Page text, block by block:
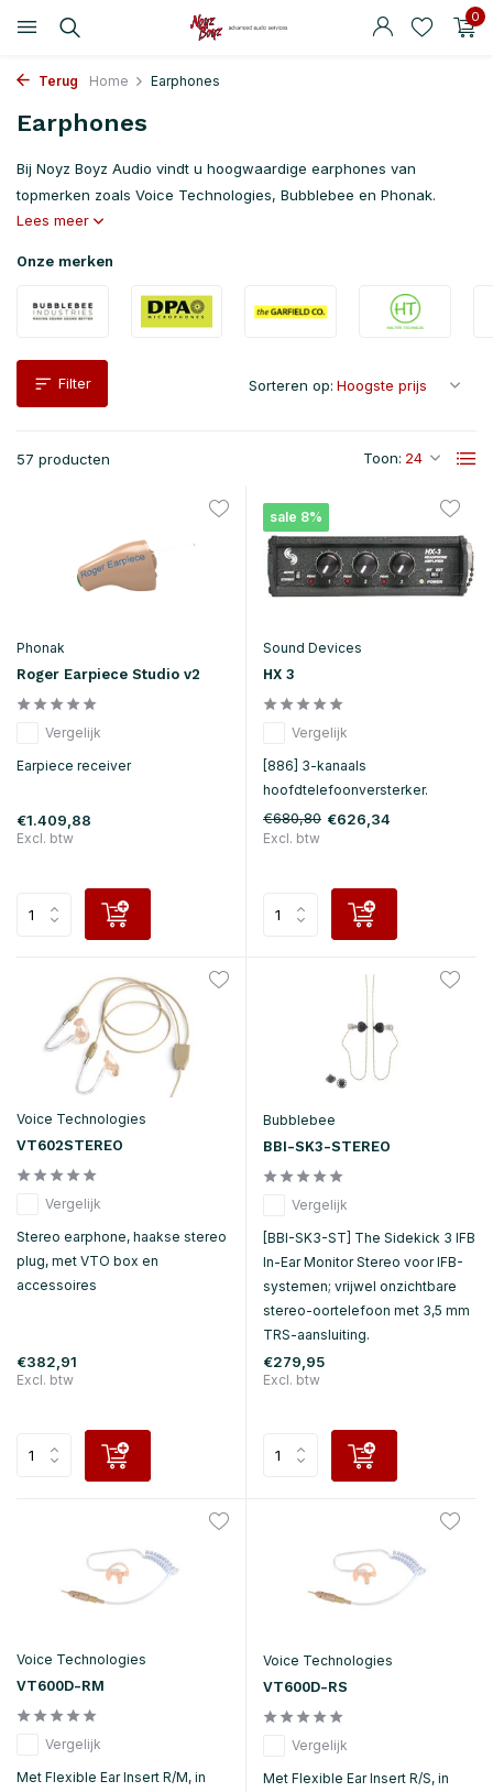
0
Terug Home Earphones
Earphones
Bij Noyz Boyz Audio vindt u hoogwaardige earphones van
topmerken zoals Voice Technologies, Bubblebee en Phonak.
Lees meer
Onze merken
Filter
57 producten Toon:
Sorteren op:
Phonak
Roger Earpiece Studio v2
Vergelijk
Earpiece receiver
€1.409,88
Excl. btw
sale 8%
Sound Devices
HX 3
Vergelijk
[886] 3-kanaals
hoofdtelefoonversterker.
€680,80 €626,34
Excl. btw
Voice Technologies
VT602STEREO
Vergelijk
Stereo earphone, haakse stereo
plug, met VTO box en
accessoires
€382,91
Excl. btw
Bubblebee
BBI-SK3-STEREO
Vergelijk
[BBI-SK3-ST] The Sidekick 3 IFB
In-Ear Monitor Stereo voor IFB-
systemen; vrijwel onzichtbare
stereo-oortelefoon met 3,5 mm
TRS-aansluiting.
€279,95
Excl. btw
Voice Technologies
VT600D-RM
Vergelijk
Met Flexible Ear Insert R/M, in
Voice Technologies
VT600D-RS
Vergelijk
Met Flexible Ear Insert R/S, in